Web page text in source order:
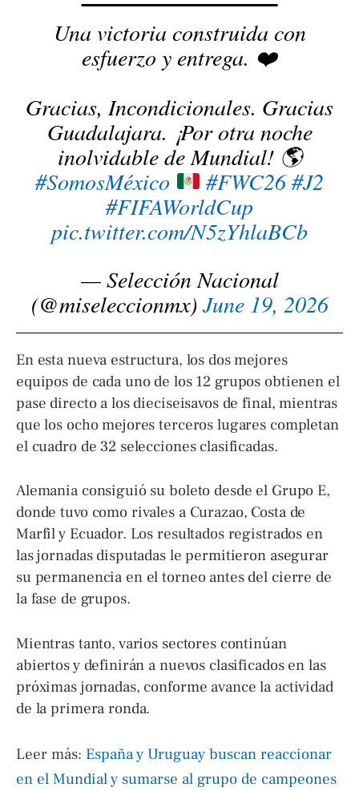
Una victoria construida con
esfuerzo y entrega. ❤️
Gracias, Incondicionales. Gracias
Guadalajara. ¡Por otra noche
inolvidable de Mundial! 🌎
#SomosMéxico
#FWC26#J2
#FIFAWorldCup
pic.twitter.com/N5zYhlaBCb
— Selección Nacional
(@miseleccionmx)June 19, 2026
En esta nueva estructura, los dos mejores
equipos de cada uno de los 12 grupos obtienen el
pase directo a los dieciseisavos de final, mientras
que los ocho mejores terceros lugares completan
el cuadro de 32 selecciones clasificadas.
Alemania consiguió su boleto desde el Grupo E,
donde tuvo como rivales a Curazao, Costa de
Marfil y Ecuador. Los resultados registrados en
las jornadas disputadas le permitieron asegurar
su permanencia en el torneo antes del cierre de
la fase de grupos.
Mientras tanto, varios sectores continúan
abiertos y definirán a nuevos clasificados en las
próximas jornadas, conforme avance la actividad
de la primera ronda.
Leer más: España y Uruguay buscan reaccionar
en el Mundial y sumarse al grupo de campeones